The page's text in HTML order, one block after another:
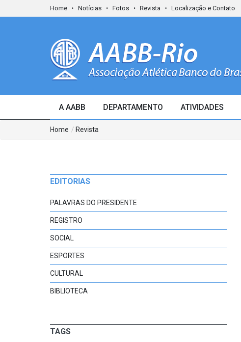
Home Notícias Fotos Revista Localização e Contato
A AABB DEPARTAMENTO ATIVIDADES
Home / Revista
EDITORIAS
PALAVRAS DO PRESIDENTE
REGISTRO
SOCIAL
ESPORTES
CULTURAL
BIBLIOTECA
TAGS